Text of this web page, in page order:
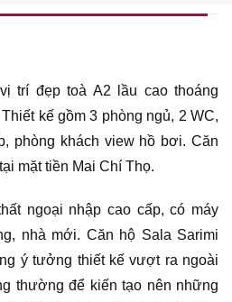
vị trí đẹp toà A2 lầu cao thoáng
kế gồm 3 phòng ngủ, 2 WC,
phòng khách view hồ bơi. Căn
mặt tiền Mai Chí Thọ.
ngoại nhập cao cấp, có máy
nhà mới. Căn hộ Sala Sarimi
ý tưởng thiết kế vượt ra ngoài
thường để kiến tạo nên những